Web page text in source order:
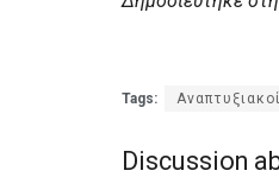
Tags:
Discussion